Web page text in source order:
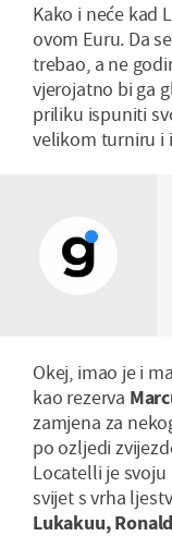
Kako i neće kad
ovom Euru. Da
trebao, a ne
vjerojatno bi ga
priliku ispuniti
velikom turniru i
Okej, imao je i
kao rezerva
zamjena za
po ozljedi
Locatelli je
svijet s vrha
Lukakuu,